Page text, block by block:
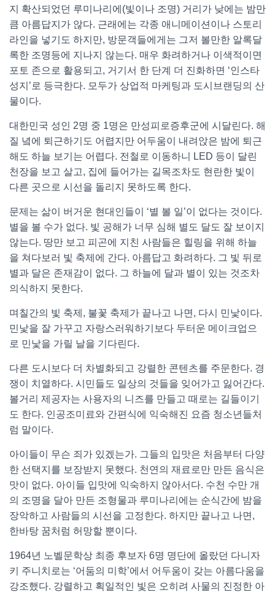
지 확산되었던 루미나리에(빛이나 조명) 거리가 낮에는 밤만
큼 아름답지가 않다. 근래에는 각종 애니메이션이나 스토리
라인을 넣기도 하지만, 방문객들에게는 그저 볼만한 알록달
록한 조명등에 지나지 않는다. 매우 화려하거나 이색적이면
포토 존으로 활용되고, 거기서 한 단계 더 진화하면 ‘인스타
성지’로 등극한다. 모두가 상업적 마케팅과 도시브랜딩의 산
물이다.
대한민국 성인 2명 중 1명은 만성피로증후군에 시달린다. 해
질 녘에 퇴근하기도 어렵지만 어두움이 내려앉은 밤에 퇴근
해도 하늘 보기는 어렵다. 전철로 이동하니 LED 등이 달린
천장을 보고 살고, 집에 들어가는 길목조차도 현란한 빛이
다른 곳으로 시선을 돌리지 못하도록 한다.
문제는 삶이 버거운 현대인들이 ‘별 볼 일’이 없다는 것이다.
별을 볼 수가 없다. 빛 공해가 너무 심해 별도 달도 잘 보이지
않는다. 땅만 보고 피곤에 지친 사람들은 힐링을 위해 하늘
을 쳐다보러 빛 축제에 간다. 아름답고 화려하다. 그 빛 뒤로
별과 달은 존재감이 없다. 그 하늘에 달과 별이 있는 것조차
의식하지 못한다.
며칠간의 빛 축제, 불꽃 축제가 끝나고 나면, 다시 민낯이다.
민낯을 잘 가꾸고 자랑스러워하기보다 두터운 메이크업으
로 민낯을 가릴 날을 기다린다.
다른 도시보다 더 차별화되고 강렬한 콘텐츠를 주문한다. 경
쟁이 치열하다. 시민들도 일상의 것들을 잊어가고 잃어간다.
볼거리 제공자는 사용자의 니즈를 만들고 때로는 길들이기
도 한다. 인공조미료와 간편식에 익숙해진 요즘 청소년들처
럼 말이다.
아이들이 무슨 죄가 있겠는가. 그들의 입맛은 처음부터 다양
한 선택지를 보장받지 못했다. 천연의 재료로만 만든 음식은
맛이 없다. 아이들 입맛에 익숙하지 않아서다. 수천 수만 개
의 조명을 달아 만든 조형물과 루미나리에는 순식간에 밤을
장악하고 사람들의 시선을 고정한다. 하지만 끝나고 나면,
한바탕 꿈처럼 허망할 뿐이다.
1964년 노벨문학상 최종 후보자 6명 명단에 올랐던 다니자
키 주니치로는 ‘어둠의 미학’에서 어두움이 갖는 아름다움을
강조했다. 강렬하고 획일적인 빛은 오히려 사물의 진정한 아